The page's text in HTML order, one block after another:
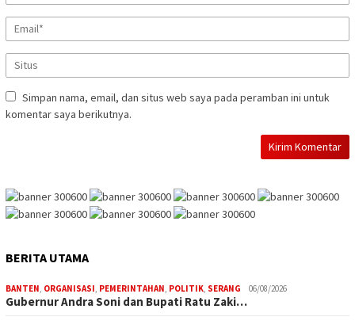
Simpan nama, email, dan situs web saya pada peramban ini untuk
komentar saya berikutnya.
BERITA UTAMA
BANTEN ORGANISASI PEMERINTAHAN POLITIK SERANG 06/08/2026
Gubernur Andra Soni dan Bupati Ratu Zaki…